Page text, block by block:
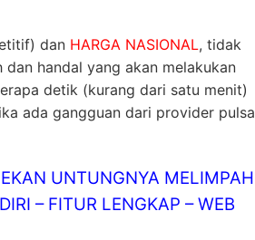
dan HARGA NASIONAL, tidak
handal yang akan melakukan
detik (kurang dari satu menit)
ada gangguan dari provider pulsa
UNTUNGNYA MELIMPAH
– FITUR LENGKAP – WEB